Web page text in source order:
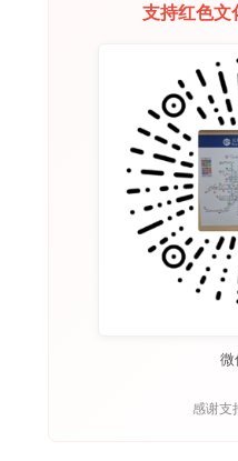
支持红色文
微
感谢支